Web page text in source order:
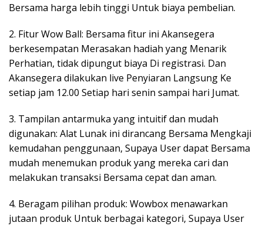
Bersama harga lebih tinggi Untuk biaya pembelian.
2. Fitur Wow Ball: Bersama fitur ini Akansegera
berkesempatan Merasakan hadiah yang Menarik
Perhatian, tidak dipungut biaya Di registrasi. Dan
Akansegera dilakukan live Penyiaran Langsung Ke
setiap jam 12.00 Setiap hari senin sampai hari Jumat.
3. Tampilan antarmuka yang intuitif dan mudah
digunakan: Alat Lunak ini dirancang Bersama Mengkaji
kemudahan penggunaan, Supaya User dapat Bersama
mudah menemukan produk yang mereka cari dan
melakukan transaksi Bersama cepat dan aman.
4. Beragam pilihan produk: Wowbox menawarkan
jutaan produk Untuk berbagai kategori, Supaya User